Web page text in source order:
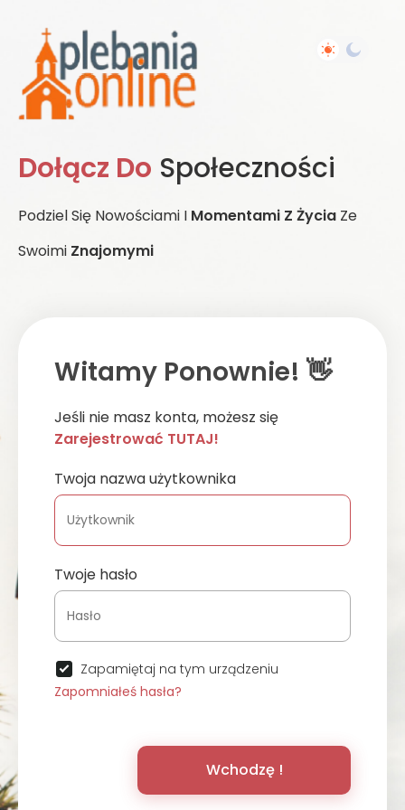
Dołącz Do Społeczności
Podziel Się Nowościami I Momentami Z Życia Ze
Swoimi Znajomymi
Witamy Ponownie! 👋
Jeśli nie masz konta, możesz się
Zarejestrować TUTAJ!
Twoja nazwa użytkownika
Twoje hasło
Zapamiętaj na tym urządzeniu
Zapomniałeś hasła?
Wchodzę !